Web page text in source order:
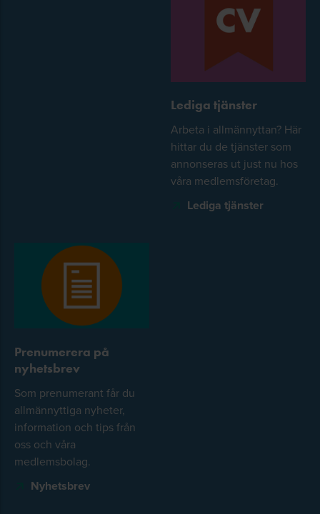
Lediga tjänster
Arbeta i allmännyttan? Här
hittar du de tjänster som
annonseras ut just nu hos
våra medlemsföretag.
Lediga tjänster
Prenumerera på
nyhetsbrev
Som prenumerant får du
allmännyttiga nyheter,
information och tips från
oss och våra
medlemsbolag.
Nyhetsbrev